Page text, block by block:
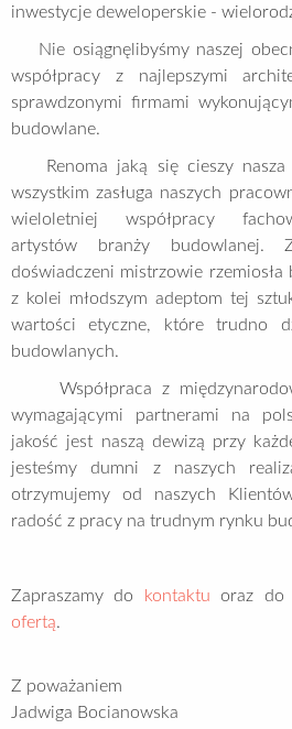
inwestycje deweloperskie -
Nie osiągnęlibyśmy naszej
współpracy z najlepszymi
sprawdzonymi firmami
budowlane.
Renoma jaką się cieszy nasza
wszystkim zasługa naszych
wieloletniej współpracy
artystów branży budowlanej.
doświadczeni mistrzowie rzemiosła
z kolei młodszym adeptom tej
wartości etyczne, które trudno
budowlanych.
Współpraca z
wymagającymi partnerami na
jakość jest naszą dewizą przy
jesteśmy dumni z naszych
otrzymujemy od naszych
radość z pracy na trudnym rynku
Zapraszamy do kontaktu oraz do
ofertą.
Z poważaniem
Jadwiga Bocianowska